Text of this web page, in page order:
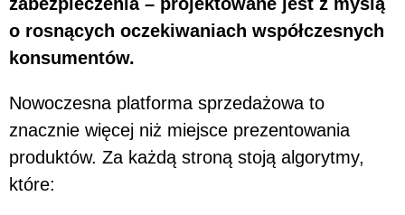
o rosnących oczekiwaniach współczesnych
konsumentów.
Nowoczesna platforma sprzedażowa to
znacznie więcej niż miejsce prezentowania
produktów. Za każdą stroną stoją algorytmy,
które: